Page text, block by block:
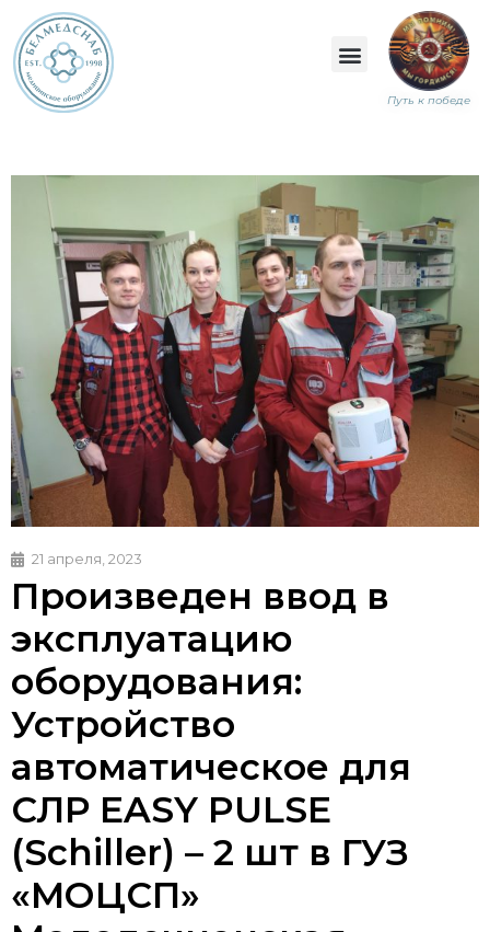
Путь к победе
21 апреля, 2023
Произведен ввод в
эксплуатацию
оборудования:
Устройство
автоматическое для
СЛР EASY PULSE
(Schiller) – 2 шт в ГУЗ
«МОЦСП»